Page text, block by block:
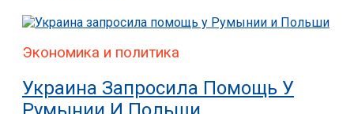
Экономика и политика
Украина Запросила Помощь У